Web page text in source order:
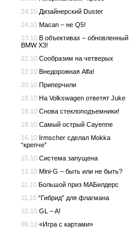
24.10 Дизайнерский Duster
24.10 Macan – не Q5!
23.10 В объективах – обновленный
BMW X3!
22.10 Сообразим на четверых
22.10 Внедорожная Alfa!
20.10 Приперчили
18.10 На Volkswagen ответят Juke
18.10 Снова стеклоподъемники!
18.10 Самый острый Cayenne
16.10 Irmscher сделал Mokka
“крепче”
15.10 Система запущена
13.10 Mini-G – быть или не быть?
11.10 Большой приз МАБилдерс
11.10 “Гибрид” для флагмана
10.10 GL – A!
09.10 «Игра с картами»